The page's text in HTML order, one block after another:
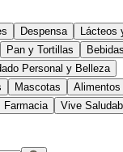
Despensa
Lácteos
Pan y Tortillas
Personal y Belleza
Mascotas
Alimentos
Farmacia Vive